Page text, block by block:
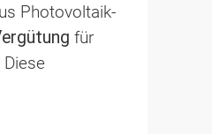
Photovoltaik-
für